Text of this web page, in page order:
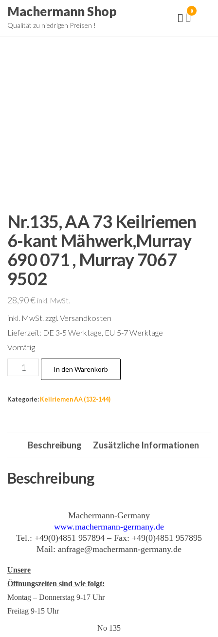
ZumMachermann Shop
Qualität zu niedrigen Preisen !
0
Nr.135, AA 73 Keilriemen
6-kant Mähwerk,Murray
690 071 , Murray 7067
9502
28,90€ inkl. MwSt.
inkl. MwSt. zzgl. Versandkosten
Lieferzeit: DE 3-5 Werktage, EU 5-7 Werktage
Vorrätig
Nr.135,
AA
Keilriemen
Mähwerk,Murray
071
Menge
In den Warenkorb
Kategorie: Keilriemen AA (132-144)
Beschreibung Zusätzliche Informationen
Beschreibung
Machermann-Germany
www.machermann-germany.de
Tel.: +49(0)4851 957894 – Fax: +49(0)4851 957895
Mail: anfrage@machermann-germany.de
Unsere
Öffnungszeiten sind wie folgt:
Montag – Donnerstag 9-17 Uhr
Freitag 9-15 Uhr
No 135